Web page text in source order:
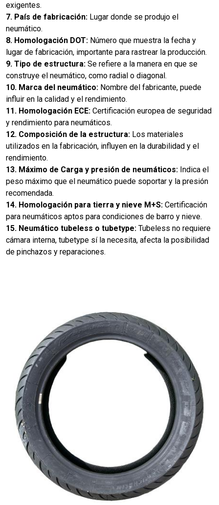
exigentes.
7. País de fabricación: Lugar donde se produjo el
neumático.
8. Homologación DOT: Número que muestra la fecha y
lugar de fabricación, importante para rastrear la producción.
9. Tipo de estructura: Se refiere a la manera en que se
construye el neumático, como radial o diagonal.
10. Marca del neumático: Nombre del fabricante, puede
influir en la calidad y el rendimiento.
11. Homologación ECE: Certificación europea de seguridad
y rendimiento para neumáticos.
12. Composición de la estructura: Los materiales
utilizados en la fabricación, influyen en la durabilidad y el
rendimiento.
13. Máximo de Carga y presión de neumáticos: Indica el
peso máximo que el neumático puede soportar y la presión
recomendada.
14. Homologación para tierra y nieve M+S: Certificación
para neumáticos aptos para condiciones de barro y nieve.
15. Neumático tubeless o tubetype: Tubeless no requiere
cámara interna, tubetype sí la necesita, afecta la posibilidad
de pinchazos y reparaciones.